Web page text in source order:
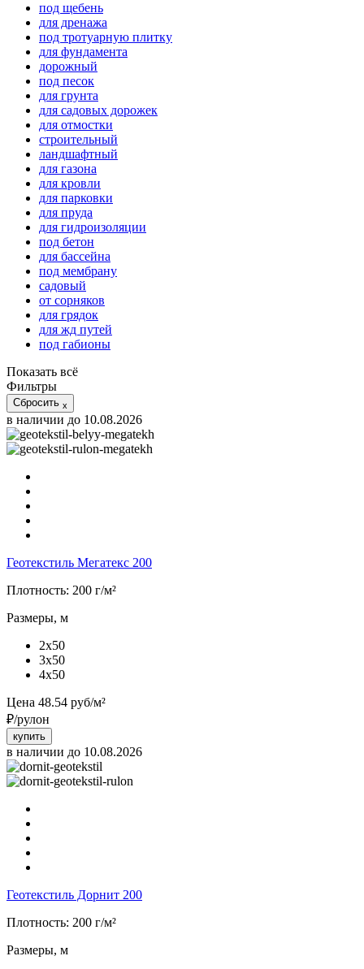
под щебень
для дренажа
под тротуарную плитку
для фундамента
дорожный
под песок
для грунта
для садовых дорожек
для отмостки
строительный
ландшафтный
для газона
для кровли
для парковки
для пруда
для гидроизоляции
под бетон
для бассейна
под мембрану
садовый
от сорняков
для грядок
для жд путей
под габионы
Показать всё
Фильтры
Сбросить x
в наличии до 10.08.2026
Геотекстиль Мегатекс 200
Плотность: 200 г/м²
Размеры, м
2x50
3x50
4x50
Цена 48.54 руб/м²
₽/рулон
купить
в наличии до 10.08.2026
Геотекстиль Дорнит 200
Плотность: 200 г/м²
Размеры, м